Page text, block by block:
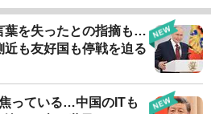
葉を失ったとの指摘も…
も友好国も停戦を迫る
っている…中国のITも